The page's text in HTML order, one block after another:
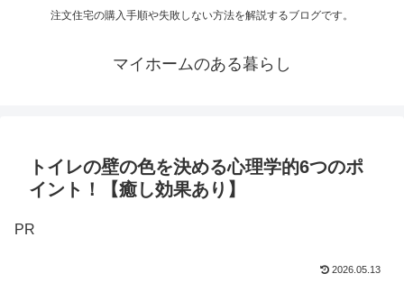
注文住宅の購入手順や失敗しない方法を解説するブログです。
マイホームのある暮らし
トイレの壁の色を決める心理学的6つのポ
イント！【癒し効果あり】
PR
2026.05.13